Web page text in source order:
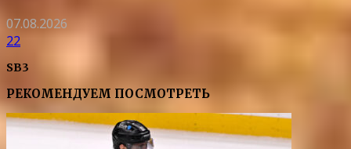
07.08.2026
22
SB3
РЕКОМЕНДУЕМ ПОСМОТРЕТЬ